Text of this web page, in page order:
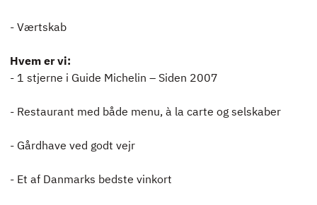
- Værtskab
Hvem er vi:
- 1 stjerne i Guide Michelin – Siden 2007
- Restaurant med både menu, à la carte og selskaber
- Gårdhave ved godt vejr
- Et af Danmarks bedste vinkort